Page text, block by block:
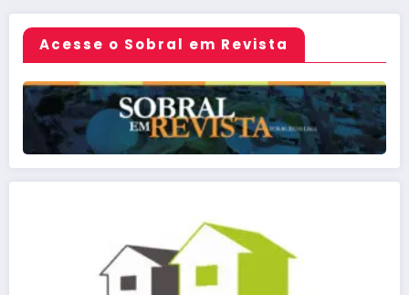
Acesse o Sobral em Revista